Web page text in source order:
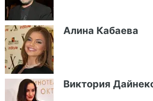
Алина Кабаева
Виктория